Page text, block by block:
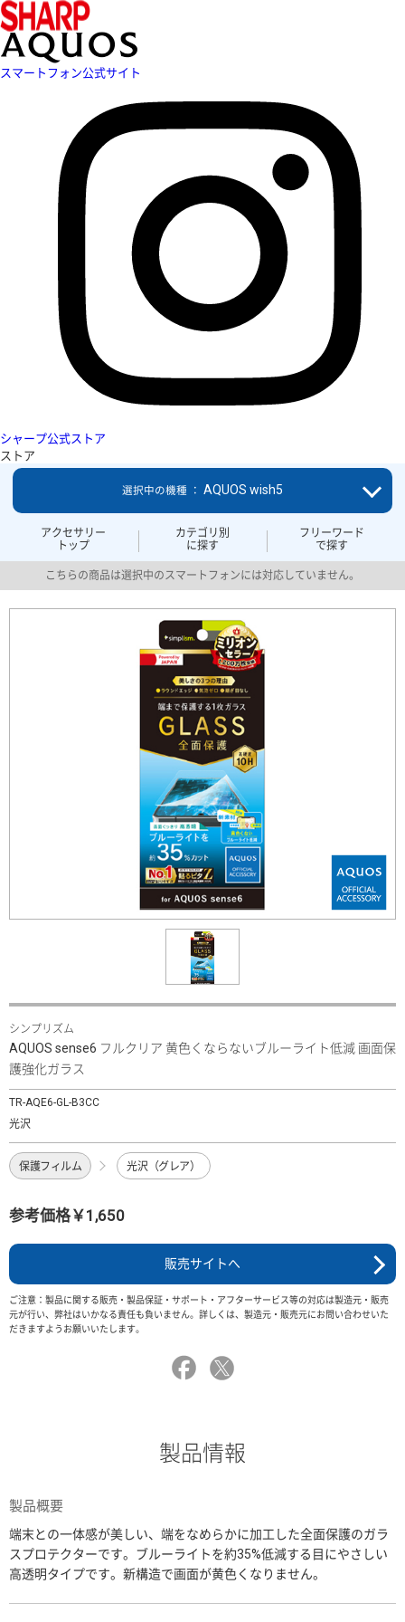
スマートフォン公式サイト
シャープ公式ストア
ストア
アクセサリー
トップ
カテゴリ別
に探す
フリーワード
で探す
選択中の機種 ： AQUOS wish5
こちらの商品は選択中のスマートフォンには対応していません。
シンプリズム
AQUOS sense6 フルクリア 黄色くならないブルーライト低減 画面保
護強化ガラス
TR-AQE6-GL-B3CC
光沢
保護フィルム 光沢（グレア）
参考価格￥1,650
販売サイトへ
ご注意：製品に関する販売・製品保証・サポート・アフターサービス等の対応は製造元・販売
元が行い、弊社はいかなる責任も負いません。詳しくは、製造元・販売元にお問い合わせいた
だきますようお願いいたします。
製品情報
製品概要
端末との一体感が美しい、端をなめらかに加工した全面保護のガラ
スプロテクターです。ブルーライトを約35%低減する目にやさしい
高透明タイプです。新構造で画面が黄色くなりません。